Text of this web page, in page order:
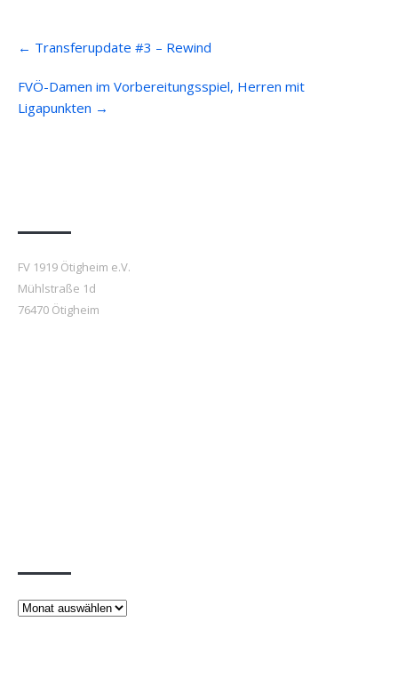
navigation
← Transferupdate #3 – Rewind
FVÖ-Damen im Vorbereitungsspiel, Herren mit
Ligapunkten →
FV 1919 Ötigheim e.V.
Mühlstraße 1d
76470 Ötigheim
Beiträge